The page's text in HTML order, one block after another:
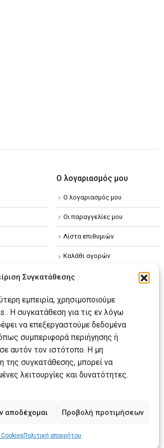
Συγκατάθεσης
εμπειρία, χρησιμοποιούμε
. Η συγκατάθεση για τις εν λόγω
να επεξεργαστούμε δεδομένα
συμπεριφορά περιήγησης ή
αυτόν τον ιστότοπο. Η μη
της συγκατάθεσης, μπορεί να
λειτουργίες και δυνατότητες.
αποδέχομαι Προβολή προτιμήσεων
Cookies Πολιτική απορρήτου
Ο λογαριασμός μου
Ο λογαριασμός μου
Οι παραγγελίες μου
Λίστα επιθυμιών
Καλάθι αγορών